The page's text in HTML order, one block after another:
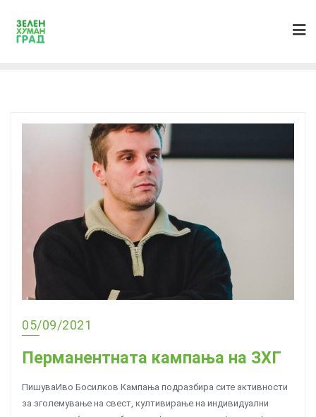
05/09/2021
Перманентната кампања на ЗХГ
ПишуваИво Босилков Кампања подразбира сите активности
за зголемување на свест, култивирање на индивидуални